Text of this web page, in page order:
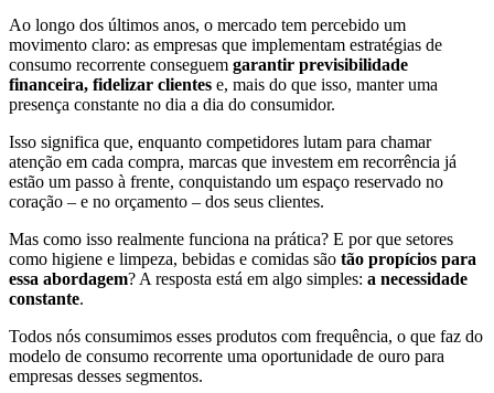
Ao longo dos últimos anos, o mercado tem percebido um
movimento claro: as empresas que implementam estratégias de
consumo recorrente conseguem garantir previsibilidade
financeira, fidelizar clientes e, mais do que isso, manter uma
presença constante no dia a dia do consumidor.
Isso significa que, enquanto competidores lutam para chamar
atenção em cada compra, marcas que investem em recorrência já
estão um passo à frente, conquistando um espaço reservado no
coração – e no orçamento – dos seus clientes.
Mas como isso realmente funciona na prática? E por que setores
como higiene e limpeza, bebidas e comidas são tão propícios para
essa abordagem? A resposta está em algo simples: a necessidade
constante.
Todos nós consumimos esses produtos com frequência, o que faz do
modelo de consumo recorrente uma oportunidade de ouro para
empresas desses segmentos.